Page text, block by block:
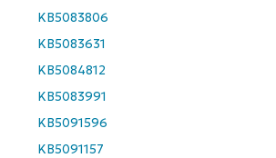
KB5083806
KB5083631
KB5084812
KB5083991
KB5091596
KB5091157
Company
name*